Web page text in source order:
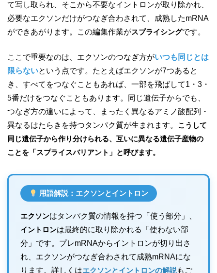
て写し取られ、そこから不要なイントロンが取り除かれ、
必要なエクソンだけがつなぎ合わされて、成熟したmRNA
ができあがります。この編集作業がスプライシングです。
ここで重要なのは、エクソンのつなぎ方がいつも同じとは
限らないという点です。たとえばエクソンが7つあると
き、すべてをつなぐこともあれば、一部を飛ばして1・3・
5番だけをつなぐこともあります。同じ遺伝子からでも、
つなぎ方の違いによって、まったく異なるアミノ酸配列・
異なるはたらきを持つタンパク質が生まれます。 こうして
同じ遺伝子から作り分けられる、互いに異なる遺伝子産物の
ことを「スプライスバリアント」と呼びます。
用語解説：エクソンとイントロン
エクソンはタンパク質の情報を持つ「使う部分」、
イントロンは最終的に取り除かれる「使わない部
分」です。プレmRNAからイントロンが切り出さ
れ、エクソンがつなぎ合わされて成熟mRNAにな
ります。詳しくはエクソンとイントロンの解説もご